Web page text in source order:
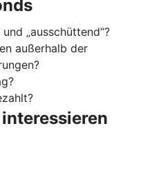
„ausschüttend“?
außerhalb der